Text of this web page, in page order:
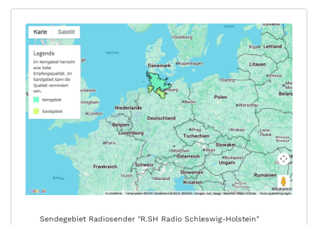
Sendegebiet Radiosender "R.SH Radio Schleswig-Holstein"